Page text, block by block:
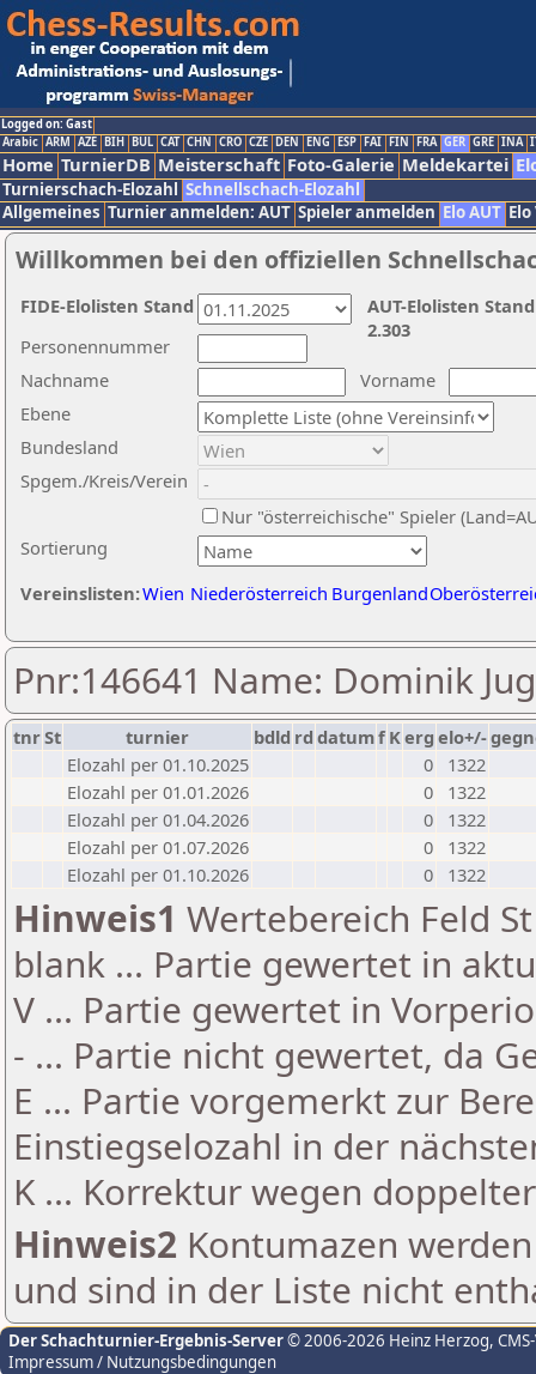
Logged on: Gast
Arabic ARM AZE BIH BUL CAT CHN CRO CZE DEN ENG ESP FAI FIN FRA GER GRE INA
Home TurnierDB Meisterschaft Foto-Galerie Meldekartei
Turnierschach-Elozahl Schnellschach-Elozahl
Allgemeines Turnier anmelden: AUT Spieler anmelden Elo AUT
Willkommen bei den offiziellen
Nachname
Vorname
Ebene
Sortierung
Personennummer
Bundesland
Spgem./Kreis/Verein
Nur "österreichische" Spieler
Vereinslisten:Wien Niederösterreich Burgenland
AUT-Elolisten
2.303
FIDE-Elolisten Stand
Pnr:146641 Name: Dominik Jug
tnrSt turnier bdld rd datumf Kerg elo+/-
Elozahl per 01.10.2025
0
1322
Elozahl per 01.01.2026
0
1322
Elozahl per 01.04.2026
0
1322
Elozahl per 01.07.2026
0
1322
Elozahl per 01.10.2026
0 1322
Hinweis1 Wertebereich Feld
blank ... Partie gewertet in
V ... Partie gewertet in
- ... Partie nicht gewertet, da
E ... Partie vorgemerkt zur
Einstiegselozahl in der
K ... Korrektur wegen
Hinweis2 Kontumazen
und sind in der Liste nicht
Der Schachturnier-Ergebnis-Server© 2006-2026 Heinz Herzog,
Impressum / Nutzungsbedingungen